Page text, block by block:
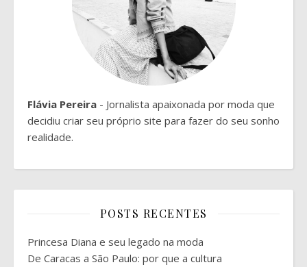
Flávia Pereira - Jornalista apaixonada por moda que
decidiu criar seu próprio site para fazer do seu sonho
realidade.
POSTS RECENTES
Princesa Diana e seu legado na moda
De Caracas a São Paulo: por que a cultura